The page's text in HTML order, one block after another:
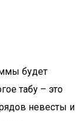
будет
табу – это
невесты и